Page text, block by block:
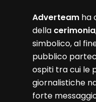
Adverteam ha
della cerimonia
simbolico, al
pubblico
ospiti tra cui le
giornalistiche
forte